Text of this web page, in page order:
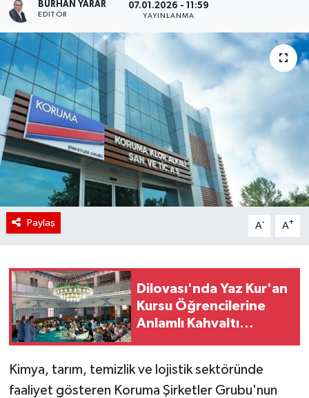
BURHAN YARAR
EDITÖR
07.01.2026 - 11:59
YAYINLANMA
Paylaş A- A+
Dilovası'nda Yaz Kur'an
Kursu Öğrencilerine
Anlamlı Kahvaltı
Kimya, tarım, temizlik ve lojistik sektöründe
faaliyet gösteren Koruma Şirketler Grubu'nun